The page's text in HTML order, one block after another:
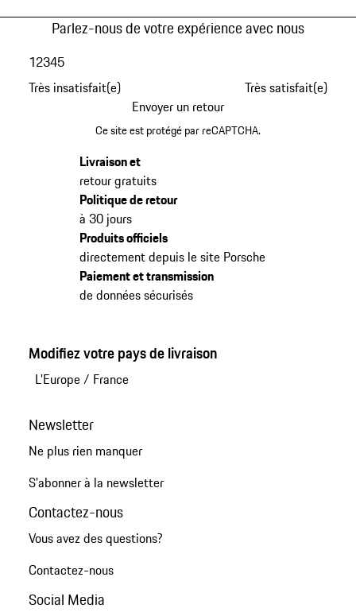
Parlez-nous de votre expérience avec nous
Très insatisfait(e)
12345
Très satisfait(e)
Envoyer un retour
Ce site est protégé par reCAPTCHA.
Livraison et
retour gratuits
Politique de retour
à 30 jours
Produits officiels
directement depuis le site Porsche
Paiement et transmission
de données sécurisés
Modifiez votre pays de livraison
L'Europe/ France
Newsletter
Ne plus rien manquer
S'abonner à la newsletter
Contactez-nous
Vous avez des questions?
Contactez-nous
Social Media